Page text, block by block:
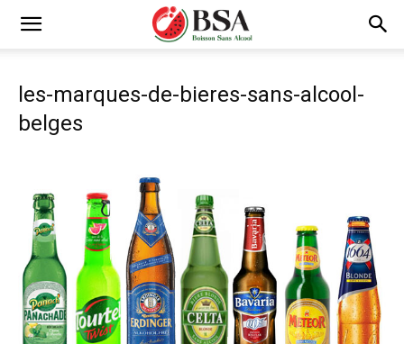
les-marques-de-bieres-sans-alcool-
belges